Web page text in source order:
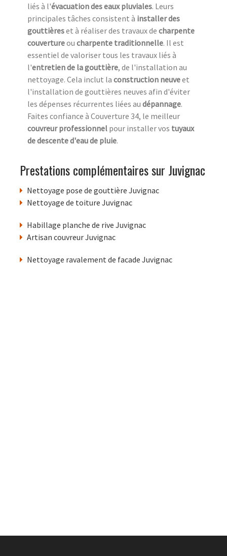
liés à l'évacuation des eaux pluviales. Leurs
principales tâches consistent à installer des
gouttièreset à réaliser des travaux de charpente
couvertureou charpente traditionnelle. Il est
essentiel de valoriser tous les travaux liés à
l'entretien de la gouttière, de l'installation au
nettoyage. Cela inclut la construction neuveet
l'installation de gouttières neuves afin d'éviter
les dépenses récurrentes liées au dépannage.
Faites confiance à Couverture 34, le meilleur
couvreur professionnel pour installer vos tuyaux
de descente d'eau de pluie.
Prestations complémentaires sur Juvignac
Nettoyage pose de gouttière Juvignac
Nettoyage de toiture Juvignac
Habillage planche de rive Juvignac
Artisan couvreur Juvignac
Nettoyage ravalement de facade Juvignac